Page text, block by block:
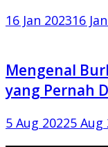
16 Jan 202316
Mengenal
yang Pernah
5 Aug 20225 Aug